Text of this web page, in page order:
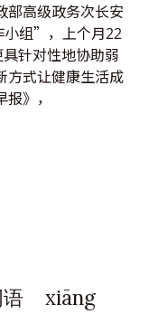
部高级政务次长安
小组”，上个月22
针对性地协助弱
方式让健康生活成
》，
语 xiāng